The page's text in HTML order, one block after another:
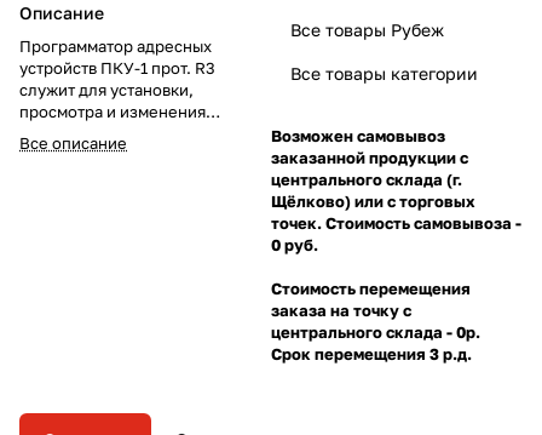
Описание
Программатор адресных
устройств ПКУ-1 прот. R3
служит для установки,
просмотра и изменения
адресов адресных устройств:
извещателей пожарных
Все описание
Все товары Рубеж
Все товары категории
Возможен самовывоз
заказанной продукции с
центрального склада (г.
Щёлково) или с торговых
точек. Стоимость самовывоза -
0 руб.
Стоимость перемещения
заказа на точку с
центрального склада - 0р.
Срок перемещения 3 р.д.